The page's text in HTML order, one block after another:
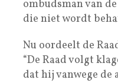
ombudsman van
die niet wordt
Nu oordeelt de
“De Raad volgt
dat hij vanwege de